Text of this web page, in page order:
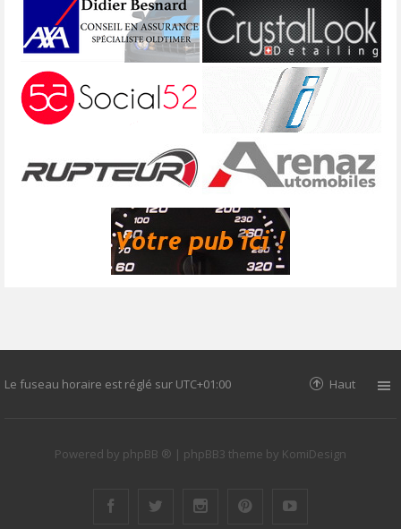
Le fuseau horaire est réglé sur UTC+01:00 Haut
Powered by phpBB ® | phpBB3 theme by KomiDesign